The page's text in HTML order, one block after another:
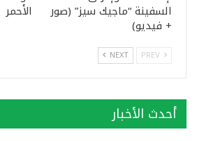
السفينة “ماجيك سيز” (صور
+ فيديو)
الأحمر
NEXT
أحدث الأخبار